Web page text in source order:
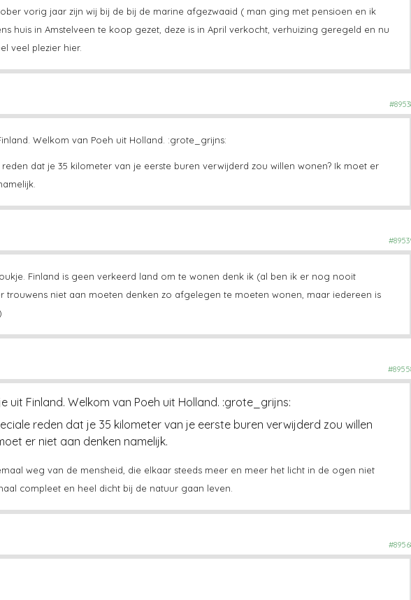
vorig jaar zijn wij bij de bij de marine afgezwaaid ( man ging met pensioen en ik
huis in Amstelveen te koop gezet, deze is in April verkocht, verhuizing geregeld en nu
veel plezier hier.
Welkom van Poeh uit Holland. :grote_grijns:
reden dat je 35 kilometer van je eerste buren verwijderd zou willen wonen? Ik moet er
Finland is geen verkeerd land om te wonen denk ik (al ben ik er nog nooit
trouwens niet aan moeten denken zo afgelegen te moeten wonen, maar iedereen is
uit Finland. Welkom van Poeh uit Holland. :grote_grijns:
reden dat je 35 kilometer van je eerste buren verwijderd zou willen
er niet aan denken namelijk.
weg van de mensheid, die elkaar steeds meer en meer het licht in de ogen niet
compleet en heel dicht bij de natuur gaan leven.